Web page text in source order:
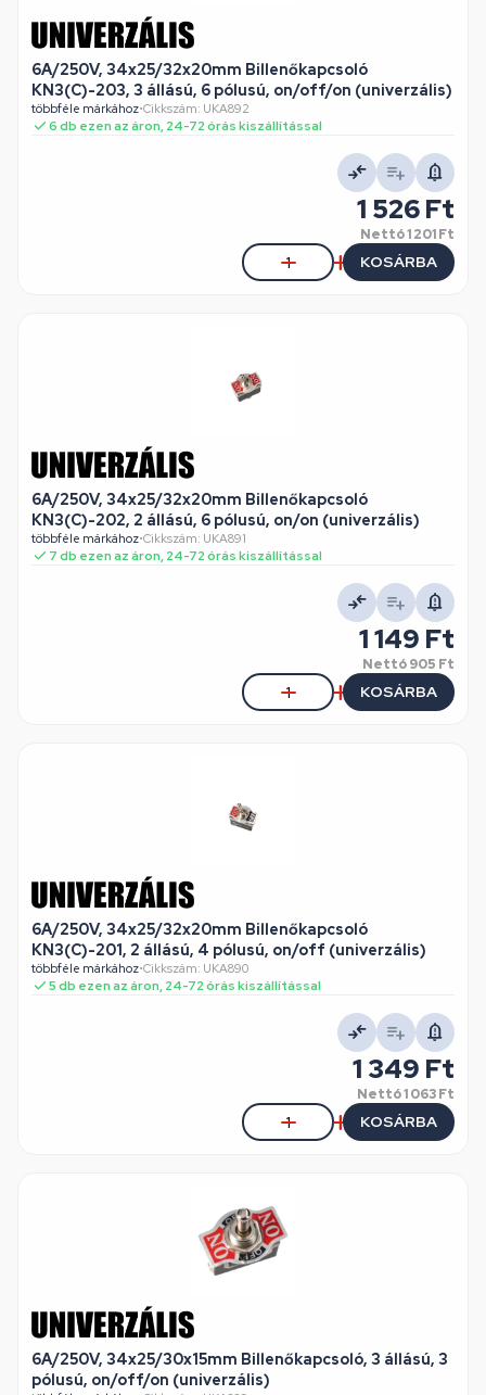
6A/250V, 34x25/32x20mm Billenőkapcsoló
KN3(C)-203, 3 állású, 6 pólusú, on/off/on (univerzális)
többféle márkához•Cikkszám: UKA892
6 db ezen az áron, 24-72 órás kiszállítással
1 526 Ft
Nettó1 201 Ft
KOSÁRBA
6A/250V, 34x25/32x20mm Billenőkapcsoló
KN3(C)-202, 2 állású, 6 pólusú, on/on (univerzális)
többféle márkához•Cikkszám: UKA891
7 db ezen az áron, 24-72 órás kiszállítással
1 149 Ft
Nettó905 Ft
KOSÁRBA
6A/250V, 34x25/32x20mm Billenőkapcsoló
KN3(C)-201, 2 állású, 4 pólusú, on/off (univerzális)
többféle márkához•Cikkszám: UKA890
5 db ezen az áron, 24-72 órás kiszállítással
1 349 Ft
Nettó1 063 Ft
KOSÁRBA
6A/250V, 34x25/30x15mm Billenőkapcsoló, 3 állású, 3
pólusú, on/off/on (univerzális)